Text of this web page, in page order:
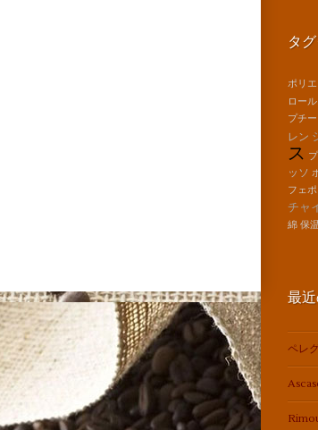
タ
ポリ
ロー
プチ
レン
ス
ッソ
フェ
チャ
綿 保
最
ペレ